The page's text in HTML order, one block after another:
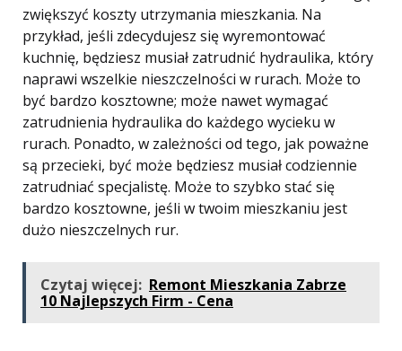
zwiększyć koszty utrzymania mieszkania. Na
przykład, jeśli zdecydujesz się wyremontować
kuchnię, będziesz musiał zatrudnić hydraulika, który
naprawi wszelkie nieszczelności w rurach. Może to
być bardzo kosztowne; może nawet wymagać
zatrudnienia hydraulika do każdego wycieku w
rurach. Ponadto, w zależności od tego, jak poważne
są przecieki, być może będziesz musiał codziennie
zatrudniać specjalistę. Może to szybko stać się
bardzo kosztowne, jeśli w twoim mieszkaniu jest
dużo nieszczelnych rur.
Czytaj więcej: Remont Mieszkania Zabrze
10 Najlepszych Firm - Cena